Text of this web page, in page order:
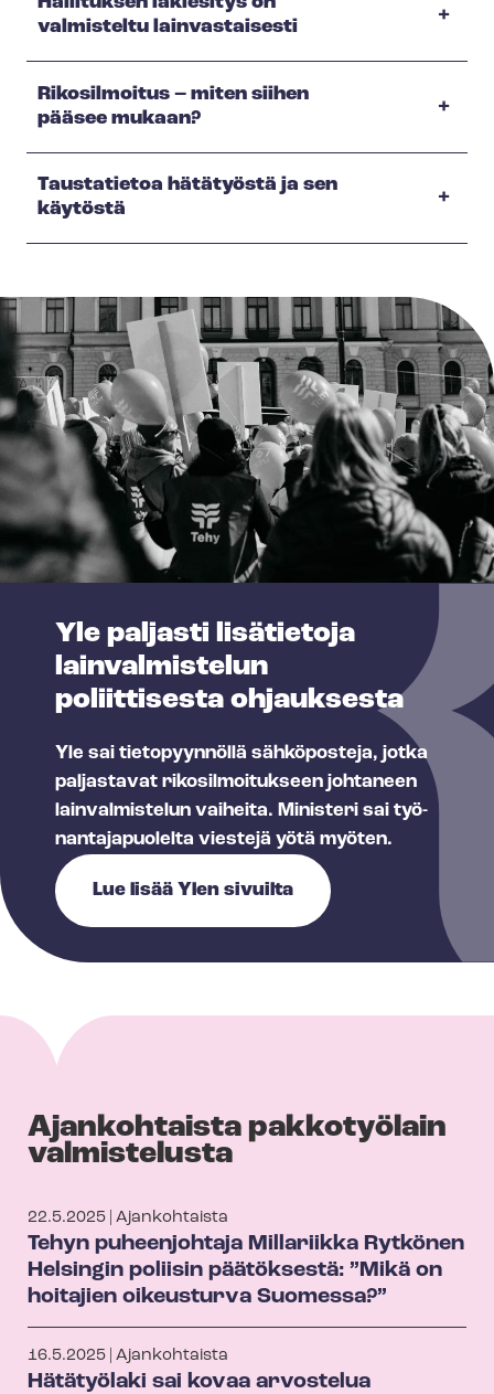
valmisteltu lainvastaisesti
Rikosilmoitus – miten siihen
pääsee mukaan?
Taustatietoa hätätyöstä ja sen
käytöstä
Yle paljasti lisätietoja
lainvalmistelun
poliittisesta ohjauksesta
Yle sai tietopyynnöllä sähköposteja, jotka
paljastavat rikosilmoitukseen johtaneen
lainvalmistelun vaiheita. Ministeri sai työ­
nan­ta­ja­puo­lel­ta viestejä yötä myöten.
Lue lisää Ylen sivuilta
Ajankohtaista pakkotyölain
valmistelusta
22.5.2025 | Ajankohtaista
Tehyn puheenjohtaja Millariikka Rytkönen
Helsingin poliisin päätöksestä: ”Mikä on
hoitajien oikeusturva Suomessa?”
16.5.2025 | Ajankohtaista
Hätätyölaki sai kovaa arvostelua